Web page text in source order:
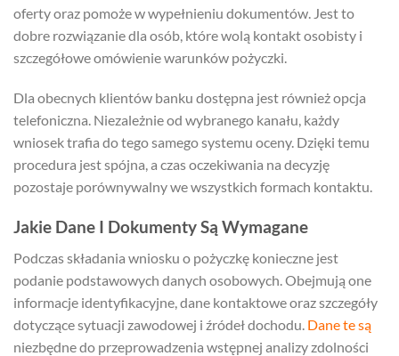
oferty oraz pomoże w wypełnieniu dokumentów. Jest to
dobre rozwiązanie dla osób, które wolą kontakt osobisty i
szczegółowe omówienie warunków pożyczki.
Dla obecnych klientów banku dostępna jest również opcja
telefoniczna. Niezależnie od wybranego kanału, każdy
wniosek trafia do tego samego systemu oceny. Dzięki temu
procedura jest spójna, a czas oczekiwania na decyzję
pozostaje porównywalny we wszystkich formach kontaktu.
Jakie Dane I Dokumenty Są Wymagane
Podczas składania wniosku o pożyczkę konieczne jest
podanie podstawowych danych osobowych. Obejmują one
informacje identyfikacyjne, dane kontaktowe oraz szczegóły
dotyczące sytuacji zawodowej i źródeł dochodu. Dane te są
niezbędne do przeprowadzenia wstępnej analizy zdolności